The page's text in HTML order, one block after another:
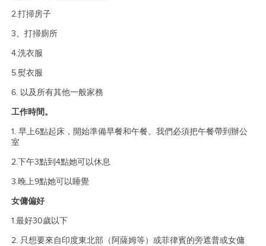
2.打掃房子
3、打掃廁所
4.洗衣服
5.熨衣服
6. 以及所有其他一般家務
工作時間。
1. 早上6點起床，開始準備早餐和午餐。我們必須把午餐帶到辦公
室
2.下午3點到4點她可以休息
3.晚上9點她可以睡覺
女傭偏好
1.最好30歲以下
2. 只想要來自印度東北部（阿薩姆等）或菲律賓的旁遮普或女傭